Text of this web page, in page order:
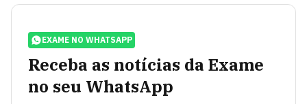
EXAME NO WHATSAPP
Receba as notícias da Exame
no seu WhatsApp